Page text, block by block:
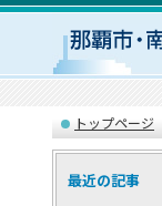
トップページ
最近の記事